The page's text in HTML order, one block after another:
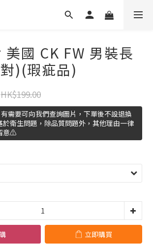
美國 CK FW 男裝長
)(瑕疵品)
HK$199.00
需要可向我們查詢圖片，下單後不設退換
衛生問題，除品質問題外，其他理由一律
意⚠️
立即購買